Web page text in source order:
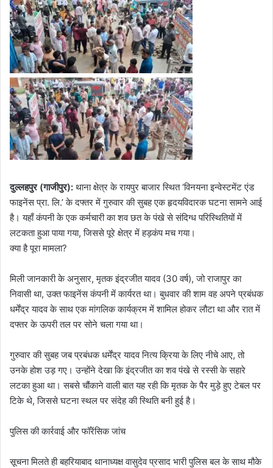
​दुल्लहपुर (गाजीपुर): थाना क्षेत्र के रायपुर बाजार स्थित ‘विनयना इन्वेस्टमेंट एंड
फाइनेंस प्रा. लि.’ के दफ्तर में गुरुवार की सुबह एक हृदयविदारक घटना सामने आई
है। यहाँ कंपनी के एक कर्मचारी का शव छत के पंखे से संदिग्ध परिस्थितियों में
लटकता हुआ पाया गया, जिससे पूरे क्षेत्र में हड़कंप मच गया।
​क्या है पूरा मामला?
​मिली जानकारी के अनुसार, मृतक इंद्रजीत यादव (30 वर्ष), जो राजापुर का
निवासी था, उक्त फाइनेंस कंपनी में कार्यरत था। बुधवार की शाम वह अपने प्रबंधक
धर्मेंद्र यादव के साथ एक मांगलिक कार्यक्रम में शामिल होकर लौटा था और रात में
दफ्तर के ऊपरी तल पर सोने चला गया था।
गुरुवार की सुबह जब प्रबंधक धर्मेंद्र यादव नित्य क्रिया के लिए नीचे आए, तो
उनके होश उड़ गए। उन्होंने देखा कि इंद्रजीत का शव पंखे से रस्सी के सहारे
लटका हुआ था। सबसे चौंकाने वाली बात यह रही कि मृतक के पैर मुड़े हुए टेबल पर
टिके थे, जिससे घटना स्थल पर संदेह की स्थिति बनी हुई है।
​पुलिस की कार्रवाई और फॉरेंसिक जांच
​सूचना मिलते ही बहरियाबाद थानाध्यक्ष वासुदेव प्रसाद भारी पुलिस बल के साथ मौके